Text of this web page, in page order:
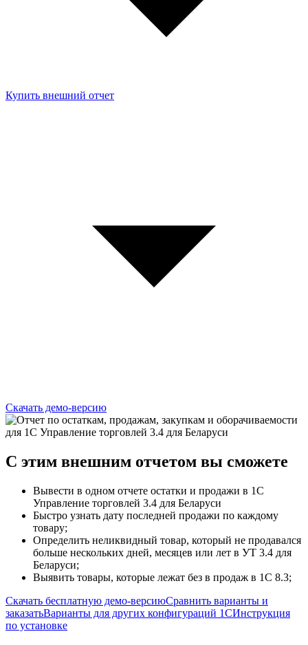
Купить внешний отчет
Скачать демо-версию
C этим внешним отчетом вы сможете
Вывести в одном отчете остатки и продажи в 1С
Управление торговлей 3.4 для Беларуси
Быстро узнать дату последней продажи по каждому
товару;
Определить неликвидный товар, который не продавался
больше нескольких дней, месяцев или лет в УТ 3.4 для
Беларуси;
Выявить товары, которые лежат без в продаж в 1С 8.3;
Скачать бесплатную демо-версиюСравнить варианты и
заказатьВарианты для других конфигураций 1СИнструкция
по установке